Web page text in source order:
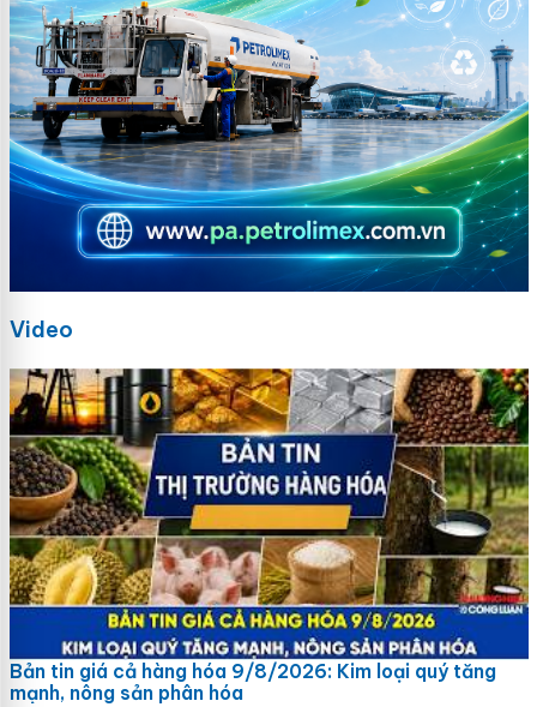
Video
Bản tin giá cả hàng hóa 9/8/2026: Kim loại quý tăng
mạnh, nông sản phân hóa